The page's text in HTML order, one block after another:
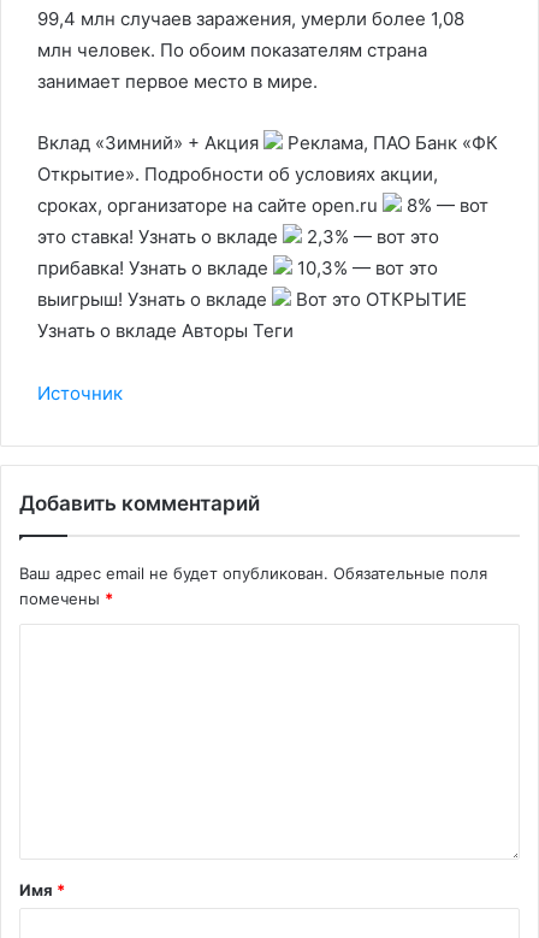
99,4 млн случаев заражения, умерли более 1,08
млн человек. По обоим показателям страна
занимает первое место в мире.
Вклад «Зимний» + Акция
Реклама, ПАО Банк «ФК
Открытие». Подробности об условиях акции,
сроках, организаторе на сайте open.ru
8% — вот
это ставка! Узнать о вкладе
2,3% — вот это
прибавка! Узнать о вкладе
10,3% — вот это
выигрыш! Узнать о вкладе
Вот это ОТКРЫТИЕ
Узнать о вкладе Авторы Теги
Источник
Добавить комментарий
Ваш адрес email не будет опубликован. Обязательные поля
помечены *
Имя *